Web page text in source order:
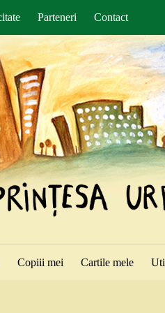
Parteneri Contact
Copiii mei Cartile mele